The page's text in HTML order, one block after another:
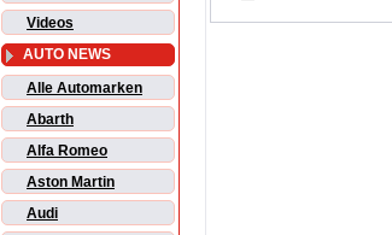
Videos
AUTO NEWS
Alle Automarken
Abarth
Alfa Romeo
Aston Martin
Audi